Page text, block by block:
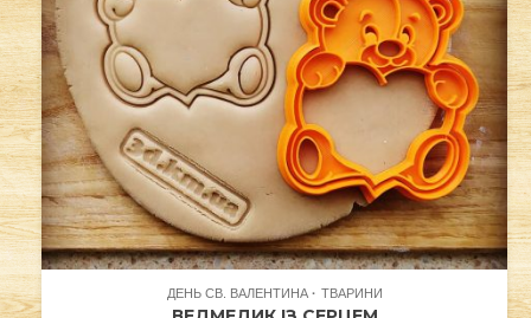
ДЕНЬ СВ. ВАЛЕНТИНА ТВАРИНИ